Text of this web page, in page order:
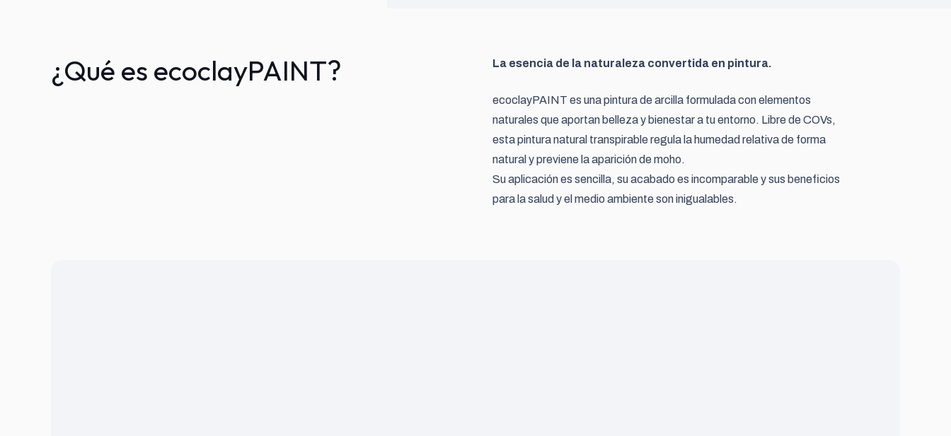
¿Qué es ecoclayPAINT? La esencia de la naturaleza convertida en pintura.
ecoclayPAINT es una pintura de arcilla formulada con elementos
naturales que aportan belleza y bienestar a tu entorno. Libre de COVs,
esta pintura natural transpirable regula la humedad relativa de forma
natural y previene la aparición de moho.
Su aplicación es sencilla, su acabado es incomparable y sus beneficios
para la salud y el medio ambiente son inigualables.